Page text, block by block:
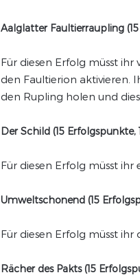
Aalglatter Faultierraupling
Für diesen Erfolg müsst
den Faultierion aktivieren.
den Rupling holen und
Der Schild (15
Für diesen Erfolg müsst ihr
Umweltschonend (15
Für diesen Erfolg müsst
Rächer des Pakts (15